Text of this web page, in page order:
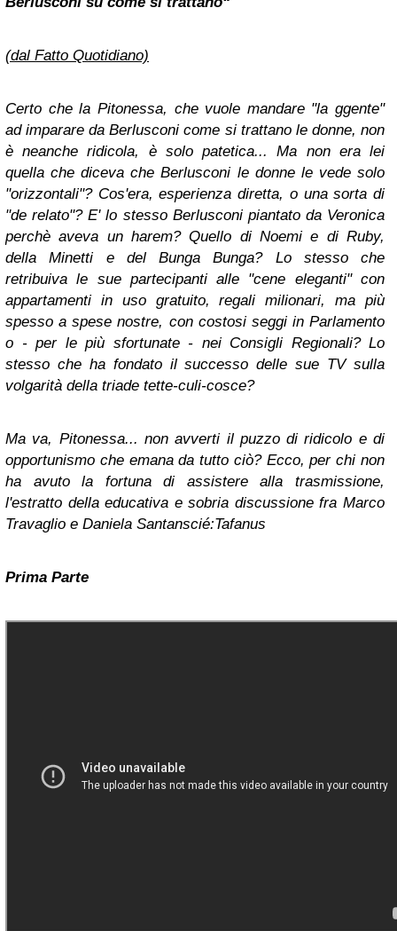
(dal Fatto Quotidiano)
Certo che la Pitonessa, che vuole mandare "la ggente"
ad imparare da Berlusconi come si trattano le donne, non
è neanche ridicola, è solo patetica... Ma non era lei
quella che diceva che Berlusconi le donne le vede solo
"orizzontali"? Cos'era, esperienza diretta, o una sorta di
"de relato"? E' lo stesso Berlusconi piantato da Veronica
perchè aveva un harem? Quello di Noemi e di Ruby,
della Minetti e del Bunga Bunga? Lo stesso che
retribuiva le sue partecipanti alle "cene eleganti" con
appartamenti in uso gratuito, regali milionari, ma più
spesso a spese nostre, con costosi seggi in Parlamento
o - per le più sfortunate - nei Consigli Regionali? Lo
stesso che ha fondato il successo delle sue TV sulla
volgarità della triade tette-culi-cosce?
Ma va, Pitonessa... non avverti il puzzo di ridicolo e di
opportunismo che emana da tutto ciò? Ecco, per chi non
ha avuto la fortuna di assistere alla trasmissione,
l'estratto della educativa e sobria discussione fra Marco
Travaglio e Daniela Santanscié:Tafanus
Prima Parte